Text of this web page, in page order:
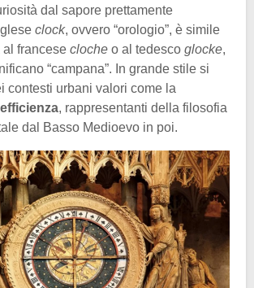
dal sapore prettamente
clock, ovvero “orologio”, è simile
al francese cloche o al tedesco glocke,
“campana”. In grande stile si
contesti urbani valori come la
, rappresentanti della filosofia
dal Basso Medioevo in poi.